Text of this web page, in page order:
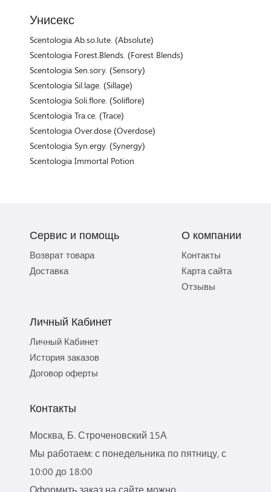
Унисекс
Scentologia Ab.so.lute. (Absolute)
Scentologia Forest.Blends. (Forest Blends)
Scentologia Sen.sory. (Sensory)
Scentologia Sil.lage. (Sillage)
Scentologia Soli.flore. (Soliflore)
Scentologia Tra.ce. (Trace)
Scentologia Over.dose (Overdose)
Scentologia Syn.ergy. (Synergy)
Scentologia Immortal Potion
Сервис и помощь
Возврат товара
Доставка
О компании
Контакты
Карта сайта
Отзывы
Личный Кабинет
Личный Кабинет
История заказов
Договор оферты
Контакты
Москва, Б. Строченовский 15А
Мы работаем: с понедельника по пятницу, с
10:00 до 18:00
Оформить заказ на сайте можно